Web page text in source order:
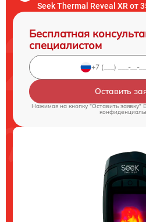
Seek Thermal Reveal XR от
Бесплатная
специалистом
Оставить
Нажимая на кнопку "Оставить заявку"